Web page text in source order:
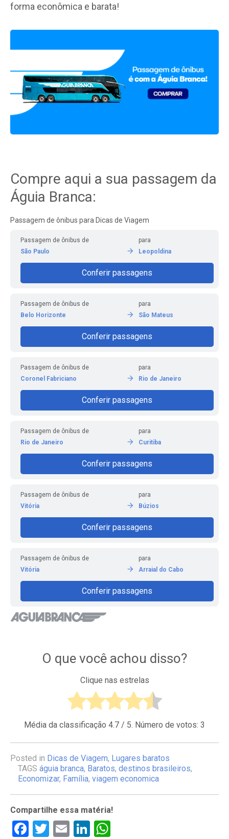
forma econômica e barata!
Compre aqui a sua passagem da
Águia Branca:
Passagem de ônibus para Dicas de Viagem
Passagem de ônibus de
São Paulo
para
Leopoldina
Conferir passagens
Passagem de ônibus de
Belo Horizonte
para
São Mateus
Conferir passagens
Passagem de ônibus de
Coronel Fabriciano
para
Rio de Janeiro
Conferir passagens
Passagem de ônibus de
Rio de Janeiro
para
Curitiba
Conferir passagens
Passagem de ônibus de
Vitória
para
Búzios
Conferir passagens
Passagem de ônibus de
Vitória
para
Arraial do Cabo
Conferir passagens
O que você achou disso?
Clique nas estrelas
Média da classificação 4.7 / 5. Número de votos: 3
Posted in Dicas de Viagem, Lugares baratos
TAGS águia branca, Baratos, destinos brasileiros,
Economizar, Família, viagem economica
Compartilhe essa matéria!
Facebook
Twitter
EmailLinkedIn